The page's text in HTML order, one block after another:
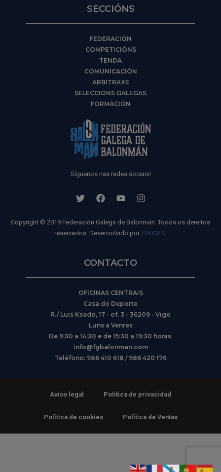
SECCIÓNS
FEDERACIÓN
COMPETICIÓNS
TENDA
COMUNICACIÓN
ARBITRAXE
SELECCIÓNS GALEGAS
FORMACIÓN
Síguenos nas redes sociais!
Copyright © 2019 Federación Galega de Balonmán. Todos os dereitos
reservados. Desenvolvido por TOOOLS
CONTACTO
OFICINAS CENTRAIS
Casa do Deporte
R./ Luis Ksado, 17 - of. 3 - 36209 - Vigo
Luns a Venres
De 9:30 a 14:30 e de 15:30 a 19:30 horas.
info@fgbalonman.com
Teléfono: 986 410 618 / 986 420 176
Aviso legal Política de privacidad
Política de cookies Política de Ventas